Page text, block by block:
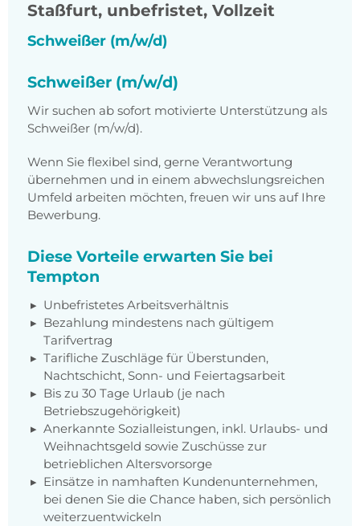
Staßfurt, unbefristet, Vollzeit
Schweißer (m/w/d)
Schweißer (m/w/d)
Wir suchen ab sofort motivierte Unterstützung als
Schweißer (m/w/d).
Wenn Sie flexibel sind, gerne Verantwortung
übernehmen und in einem abwechslungsreichen
Umfeld arbeiten möchten, freuen wir uns auf Ihre
Bewerbung.
Diese Vorteile erwarten Sie bei
Tempton
Unbefristetes Arbeitsverhältnis
Bezahlung mindestens nach gültigem
Tarifvertrag
Tarifliche Zuschläge für Überstunden,
Nachtschicht, Sonn- und Feiertagsarbeit
Bis zu 30 Tage Urlaub (je nach
Betriebszugehörigkeit)
Anerkannte Sozialleistungen, inkl. Urlaubs- und
Weihnachtsgeld sowie Zuschüsse zur
betrieblichen Altersvorsorge
Einsätze in namhaften Kundenunternehmen,
bei denen Sie die Chance haben, sich persönlich
weiterzuentwickeln